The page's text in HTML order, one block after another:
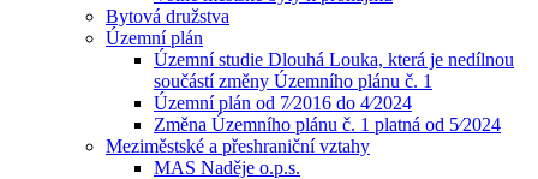
Bytová družstva
Územní plán
Územní studie Dlouhá Louka, která je nedílnou
součástí změny Územního plánu č. 1
Územní plán od 7⁄2016 do 4⁄2024
Změna Územního plánu č. 1 platná od 5⁄2024
Meziměstské a přeshraniční vztahy
MAS Naděje o.p.s.